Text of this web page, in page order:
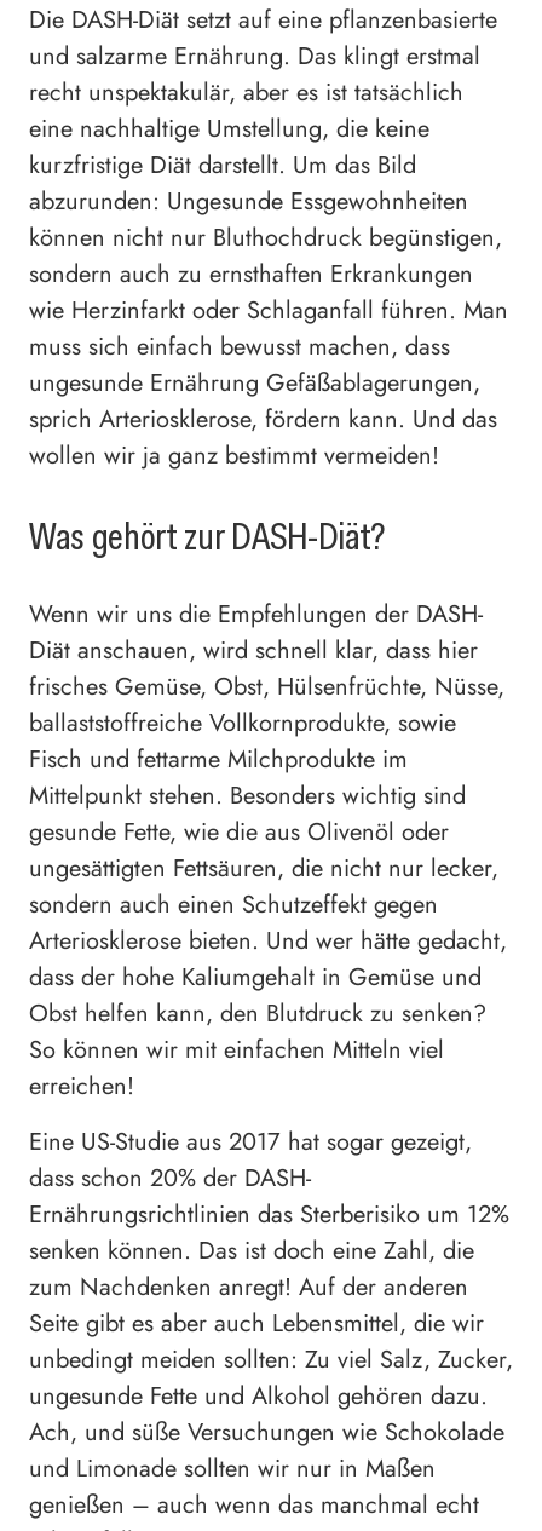
Die DASH-Diät setzt auf eine pflanzenbasierte
und salzarme Ernährung. Das klingt erstmal
recht unspektakulär, aber es ist tatsächlich
eine nachhaltige Umstellung, die keine
kurzfristige Diät darstellt. Um das Bild
abzurunden: Ungesunde Essgewohnheiten
können nicht nur Bluthochdruck begünstigen,
sondern auch zu ernsthaften Erkrankungen
wie Herzinfarkt oder Schlaganfall führen. Man
muss sich einfach bewusst machen, dass
ungesunde Ernährung Gefäßablagerungen,
sprich Arteriosklerose, fördern kann. Und das
wollen wir ja ganz bestimmt vermeiden!
Was gehört zur DASH-Diät?
Wenn wir uns die Empfehlungen der DASH-
Diät anschauen, wird schnell klar, dass hier
frisches Gemüse, Obst, Hülsenfrüchte, Nüsse,
ballaststoffreiche Vollkornprodukte, sowie
Fisch und fettarme Milchprodukte im
Mittelpunkt stehen. Besonders wichtig sind
gesunde Fette, wie die aus Olivenöl oder
ungesättigten Fettsäuren, die nicht nur lecker,
sondern auch einen Schutzeffekt gegen
Arteriosklerose bieten. Und wer hätte gedacht,
dass der hohe Kaliumgehalt in Gemüse und
Obst helfen kann, den Blutdruck zu senken?
So können wir mit einfachen Mitteln viel
erreichen!
Eine US-Studie aus 2017 hat sogar gezeigt,
dass schon 20% der DASH-
Ernährungsrichtlinien das Sterberisiko um 12%
senken können. Das ist doch eine Zahl, die
zum Nachdenken anregt! Auf der anderen
Seite gibt es aber auch Lebensmittel, die wir
unbedingt meiden sollten: Zu viel Salz, Zucker,
ungesunde Fette und Alkohol gehören dazu.
Ach, und süße Versuchungen wie Schokolade
und Limonade sollten wir nur in Maßen
genießen – auch wenn das manchmal echt